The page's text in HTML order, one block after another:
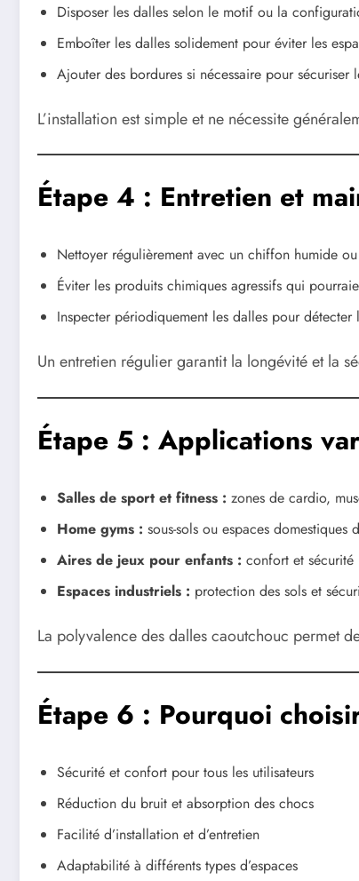
Disposer les dalles selon le motif ou la
Emboîter les dalles solidement pour éviter les
Ajouter des bordures si nécessaire pour sécuriser
L’installation est simple et ne nécessite
Étape 4 : Entretien et
Nettoyer régulièrement avec un chiffon humide
Éviter les produits chimiques agressifs qui
Inspecter périodiquement les dalles pour détecter
Un entretien régulier garantit la longévité et la
Étape 5 : Applications
Salles de sport et fitness : zones de cardio,
Home gyms : sous-sols ou espaces
Aires de jeux pour enfants : confort et sécurité
Espaces industriels : protection des sols et
La polyvalence des dalles caoutchouc permet
Étape 6 : Pourquoi
Sécurité et confort pour tous les utilisateurs
Réduction du bruit et absorption des chocs
Facilité d’installation et d’entretien
Adaptabilité à différents types d’espaces